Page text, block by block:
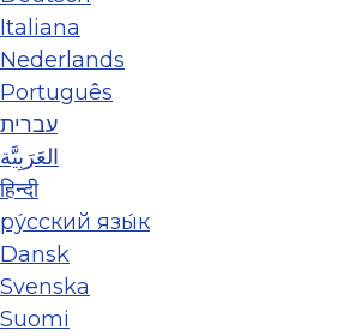
Italiana
Nederlands
Português
עברית
العَرَبِيَّة
हिन्दी
ру́сский язы́к
Dansk
Svenska
Suomi